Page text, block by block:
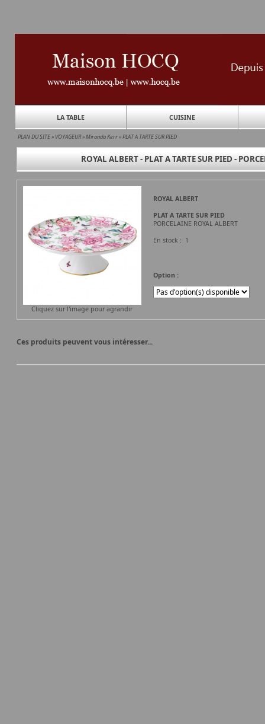
LA TABLE CUISINE
PLAN DU SITE» VOYAGEUR»Miranda Kerr»PLAT A TARTE SUR PIED
ROYAL ALBERT - PLAT A TARTE SUR PIED -
Cliquez sur l'image pour agrandir
ROYAL ALBERT
PLAT A TARTE SUR PIED
PORCELAINE ROYAL ALBERT
En stock : 1
Option :
Ces produits peuvent vous intéresser...